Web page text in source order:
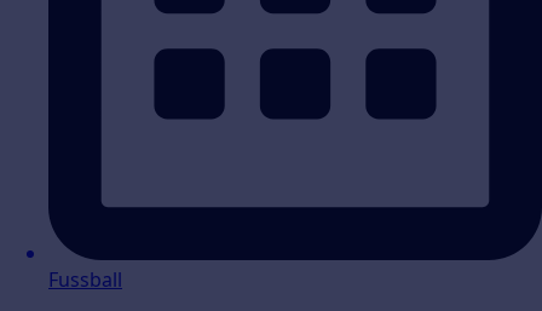
Fussball